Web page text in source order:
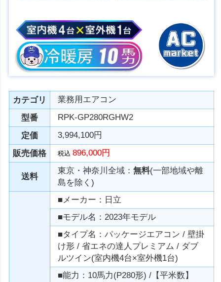
カテゴリ
業務用エアコン
型番
RPK-GP280RGHW2
定価
3,994,100円
販売価格
税込896,000円
送料
東京・神奈川全域：無料(一部地域や離
島を除く)
■メーカー：日立
■モデル名：2023年モデル
■タイプ名：パッケージエアコン / 壁掛
け形 / 省エネの達人プレミアム / ダブ
ルツイン(室内機4台×室外機1台)
■能力：10馬力(P280形) /【平米数】